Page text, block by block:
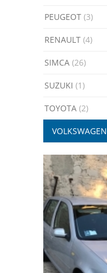
PEUGEOT (3)
RENAULT (4)
SIMCA (26)
SUZUKI (1)
TOYOTA (2)
VOLKSWAGEN